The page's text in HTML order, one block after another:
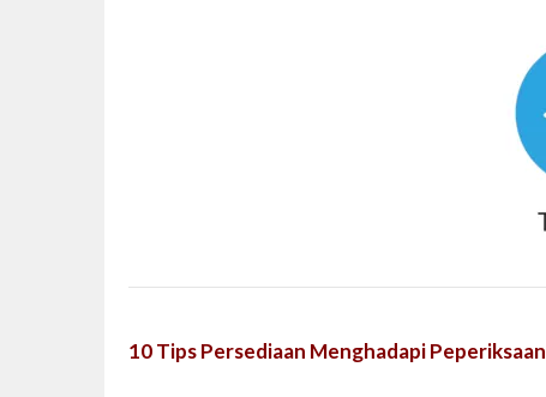
10 Tips Persediaan Menghadapi Peperiksaan